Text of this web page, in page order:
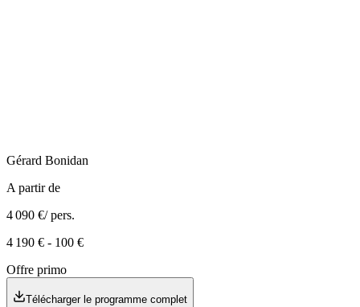
Gérard Bonidan
A partir de
4 090 €/ pers.
4 190 € - 100 €
Offre primo
Télécharger le programme complet